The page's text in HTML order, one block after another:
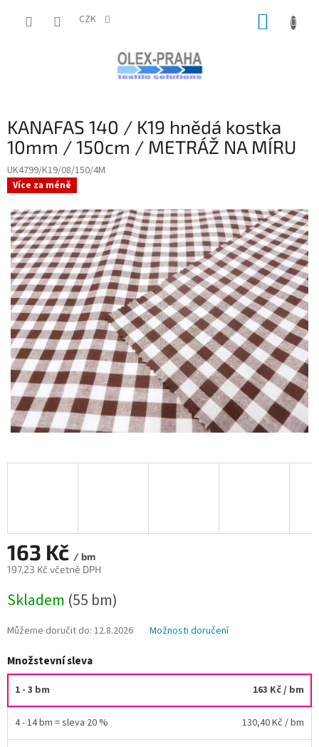
CZK
KANAFAS 140 / K19 hnědá kostka
10mm / 150cm / METRÁŽ NA MÍRU
UK4799/K19/08/150/4M
Více za méně
163 Kč / bm
197,23 Kč včetně DPH
cena:
Skladem (55 bm)
Můžeme doručit do: 12.8.2026 Možnosti doručení
Množstevní sleva
1 - 3 bm 163 Kč/ bm
4 - 14 bm = sleva 20 % 130,40 Kč / bm